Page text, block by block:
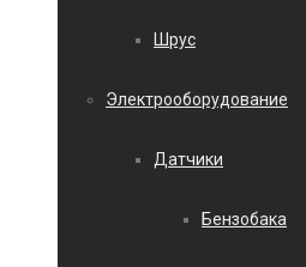
Шрус
Электрооборудование
Датчики
Бензобака